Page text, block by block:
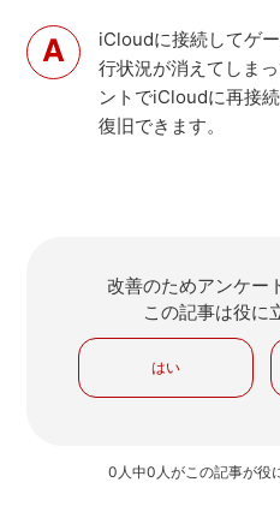
iCloudに接続してゲ
行状況が消えてしま
ントでiCloudに再接
復旧できます。
改善のためアンケー
この記事は役に
はい
0人中0人がこの記事が役